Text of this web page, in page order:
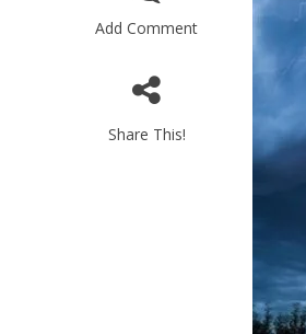
Add Comment
Share This!